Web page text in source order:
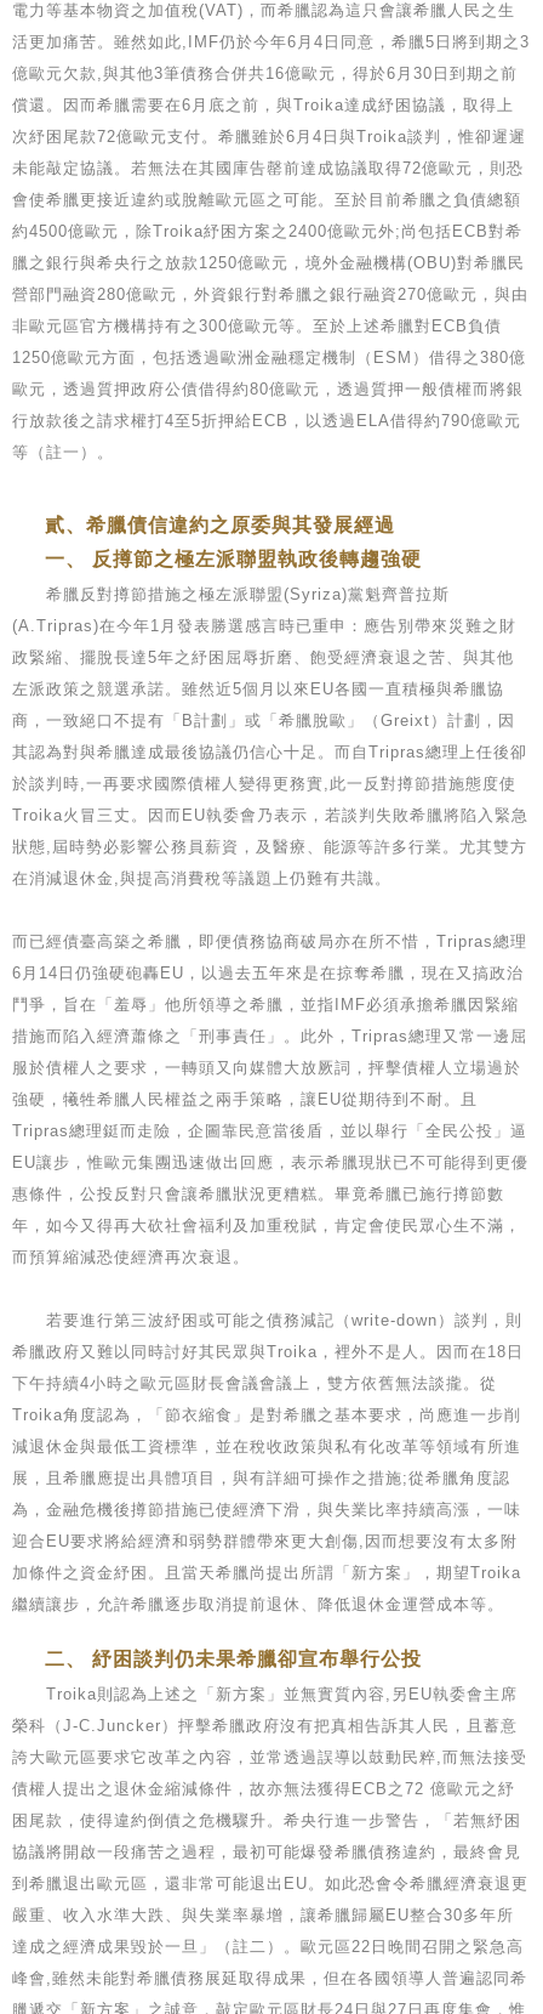
電力等基本物資之加值稅(VAT)，而希臘認為這只會讓希臘人民之生
活更加痛苦。雖然如此,IMF仍於今年6月4日同意，希臘5日將到期之3
億歐元欠款,與其他3筆債務合併共16億歐元，得於6月30日到期之前
償還。因而希臘需要在6月底之前，與Troika達成紓困協議，取得上
次紓困尾款72億歐元支付。希臘雖於6月4日與Troika談判，惟卻遲遲
未能敲定協議。若無法在其國庫告罄前達成協議取得72億歐元，則恐
會使希臘更接近違約或脫離歐元區之可能。至於目前希臘之負債總額
約4500億歐元，除Troika紓困方案之2400億歐元外;尚包括ECB對希
臘之銀行與希央行之放款1250億歐元，境外金融機構(OBU)對希臘民
營部門融資280億歐元，外資銀行對希臘之銀行融資270億歐元，與由
非歐元區官方機構持有之300億歐元等。至於上述希臘對ECB負債
1250億歐元方面，包括透過歐洲金融穩定機制（ESM）借得之380億
歐元，透過質押政府公債借得約80億歐元，透過質押一般債權而將銀
行放款後之請求權打4至5折押給ECB，以透過ELA借得約790億歐元
等（註一）。
貳、希臘債信違約之原委與其發展經過
一、 反撙節之極左派聯盟執政後轉趨強硬
希臘反對撙節措施之極左派聯盟(Syriza)黨魁齊普拉斯
(A.Tripras)在今年1月發表勝選感言時已重申：應告別帶來災難之財
政緊縮、擺脫長達5年之紓困屈辱折磨、飽受經濟衰退之苦、與其他
左派政策之競選承諾。雖然近5個月以來EU各國一直積極與希臘協
商，一致絕口不提有「B計劃」或「希臘脫歐」（Greixt）計劃，因
其認為對與希臘達成最後協議仍信心十足。而自Tripras總理上任後卻
於談判時,一再要求國際債權人變得更務實,此一反對撙節措施態度使
Troika火冒三丈。因而EU執委會乃表示，若談判失敗希臘將陷入緊急
狀態,屆時勢必影響公務員薪資，及醫療、能源等許多行業。尤其雙方
在消減退休金,與提高消費稅等議題上仍難有共識。
而已經債臺高築之希臘，即便債務協商破局亦在所不惜，Tripras總理
6月14日仍強硬砲轟EU，以過去五年來是在掠奪希臘，現在又搞政治
鬥爭，旨在「羞辱」他所領導之希臘，並指IMF必須承擔希臘因緊縮
措施而陷入經濟蕭條之「刑事責任」。此外，Tripras總理又常一邊屈
服於債權人之要求，一轉頭又向媒體大放厥詞，抨擊債權人立場過於
強硬，犧牲希臘人民權益之兩手策略，讓EU從期待到不耐。且
Tripras總理鋌而走險，企圖靠民意當後盾，並以舉行「全民公投」逼
EU讓步，惟歐元集團迅速做出回應，表示希臘現狀已不可能得到更優
惠條件，公投反對只會讓希臘狀況更糟糕。畢竟希臘已施行撙節數
年，如今又得再大砍社會福利及加重稅賦，肯定會使民眾心生不滿，
而預算縮減恐使經濟再次衰退。
若要進行第三波紓困或可能之債務減記（write-down）談判，則
希臘政府又難以同時討好其民眾與Troika，裡外不是人。因而在18日
下午持續4小時之歐元區財長會議會議上，雙方依舊無法談攏。從
Troika角度認為，「節衣縮食」是對希臘之基本要求，尚應進一步削
減退休金與最低工資標準，並在稅收政策與私有化改革等領域有所進
展，且希臘應提出具體項目，與有詳細可操作之措施;從希臘角度認
為，金融危機後撙節措施已使經濟下滑，與失業比率持續高漲，一味
迎合EU要求將給經濟和弱勢群體帶來更大創傷,因而想要沒有太多附
加條件之資金紓困。且當天希臘尚提出所謂「新方案」，期望Troika
繼續讓步，允許希臘逐步取消提前退休、降低退休金運營成本等。
二、 紓困談判仍未果希臘卻宣布舉行公投
Troika則認為上述之「新方案」並無實質內容,另EU執委會主席
榮科（J-C.Juncker）抨擊希臘政府沒有把真相告訴其人民，且蓄意
誇大歐元區要求它改革之內容，並常透過誤導以鼓動民粹,而無法接受
債權人提出之退休金縮減條件，故亦無法獲得ECB之72 億歐元之紓
困尾款，使得違約倒債之危機驟升。希央行進一步警告，「若無紓困
協議將開啟一段痛苦之過程，最初可能爆發希臘債務違約，最終會見
到希臘退出歐元區，還非常可能退出EU。如此恐會令希臘經濟衰退更
嚴重、收入水準大跌、與失業率暴增，讓希臘歸屬EU整合30多年所
達成之經濟成果毀於一旦」（註二）。歐元區22日晚間召開之緊急高
峰會,雖然未能對希臘債務展延取得成果，但在各國領導人普遍認同希
臘遞交「新方案」之誠意，敲定歐元區財長24日與27日再度集會，惟